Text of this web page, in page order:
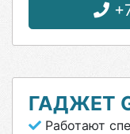
ГАДЖЕТ
Работают